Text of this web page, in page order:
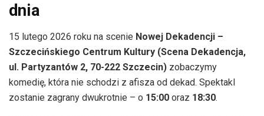
dnia
15 lutego 2026 roku na scenie Nowej Dekadencji –
Szczecińskiego Centrum Kultury (Scena Dekadencja,
ul. Partyzantów 2, 70-222 Szczecin) zobaczymy
komedię, która nie schodzi z afisza od dekad. Spektakl
zostanie zagrany dwukrotnie – o 15:00 oraz 18:30.